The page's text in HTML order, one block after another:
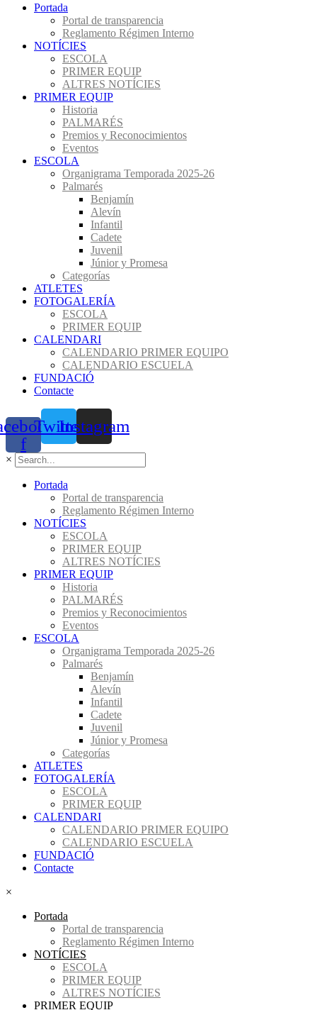
Portada
Portal de transparencia
Reglamento Régimen Interno
NOTÍCIES
ESCOLA
PRIMER EQUIP
ALTRES NOTÍCIES
PRIMER EQUIP
Historia
PALMARÉS
Premios y Reconocimientos
Eventos
ESCOLA
Organigrama Temporada 2025-26
Palmarés
Benjamín
Alevín
Infantil
Cadete
Juvenil
Júnior y Promesa
Categorías
ATLETES
FOTOGALERÍA
ESCOLA
PRIMER EQUIP
CALENDARI
CALENDARIO PRIMER EQUIPO
CALENDARIO ESCUELA
FUNDACIÓ
Contacte
f
TwitterInstagram
×
Portada
Portal de transparencia
Reglamento Régimen Interno
NOTÍCIES
ESCOLA
PRIMER EQUIP
ALTRES NOTÍCIES
PRIMER EQUIP
Historia
PALMARÉS
Premios y Reconocimientos
Eventos
ESCOLA
Organigrama Temporada 2025-26
Palmarés
Benjamín
Alevín
Infantil
Cadete
Juvenil
Júnior y Promesa
Categorías
ATLETES
FOTOGALERÍA
ESCOLA
PRIMER EQUIP
CALENDARI
CALENDARIO PRIMER EQUIPO
CALENDARIO ESCUELA
FUNDACIÓ
Contacte
×
Portada
Portal de transparencia
Reglamento Régimen Interno
NOTÍCIES
ESCOLA
PRIMER EQUIP
ALTRES NOTÍCIES
PRIMER EQUIP